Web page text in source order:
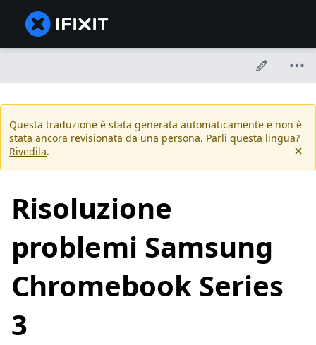
Questa traduzione è stata generata automaticamente e non è
stata ancora revisionata da una persona. Parli questa lingua?
Rivedila.
Risoluzione
problemi Samsung
Chromebook Series
3